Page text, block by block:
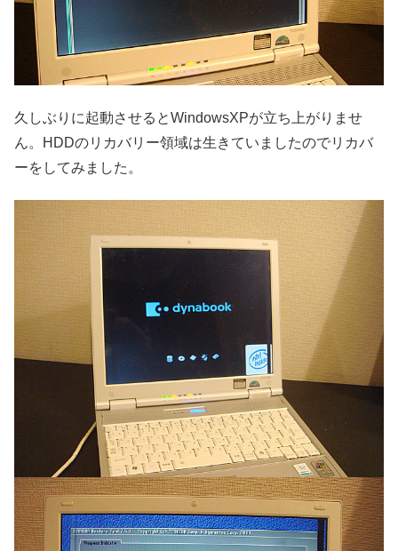
久しぶりに起動させるとWindowsXPが立ち上がりませ
ん。HDDのリカバリー領域は生きていましたのでリカバ
ーをしてみました。